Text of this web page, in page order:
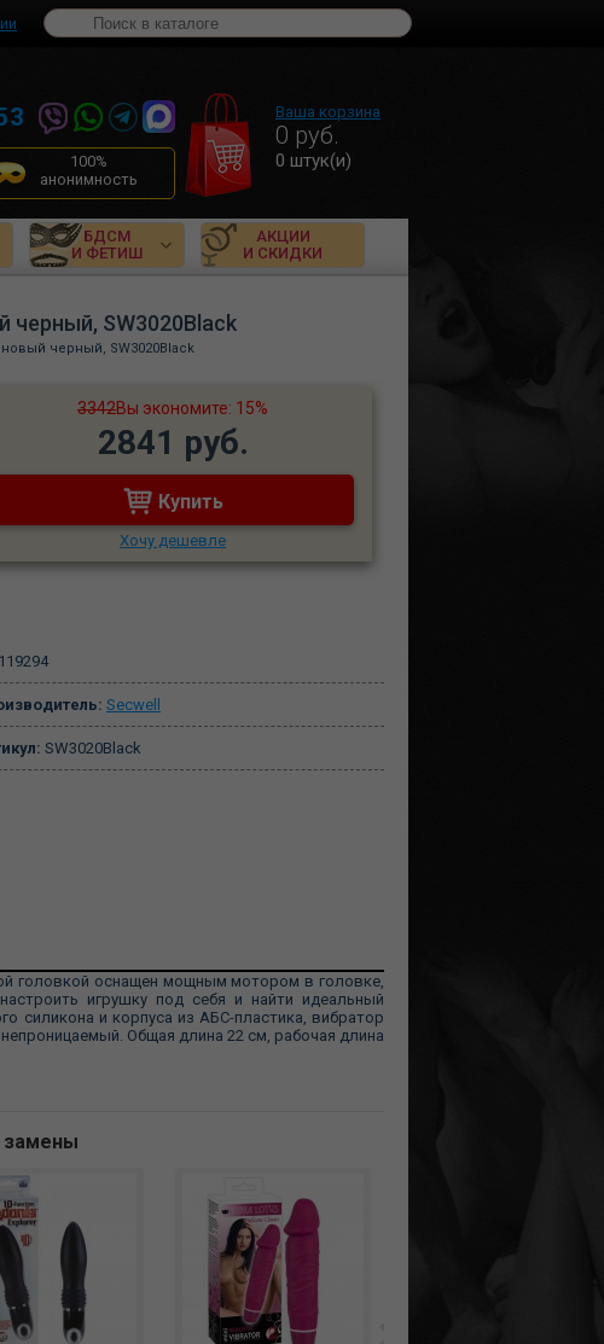
100%
анонимность
Ваша корзина
0 руб.
0 штук(и)
БДСМ
И ФЕТИШ
АКЦИИ
И СКИДКИ
черный, SW3020Black
черный, SW3020Black
3342Вы экономите: 15%
2841 руб.
Купить
Хочу дешевле
119294
Secwell
SW3020Black
головкой оснащен мощным мотором в головке,
игрушку под себя и найти идеальный
силикона и корпуса из АБС-пластика, вибратор
Общая длина 22 см, рабочая длина